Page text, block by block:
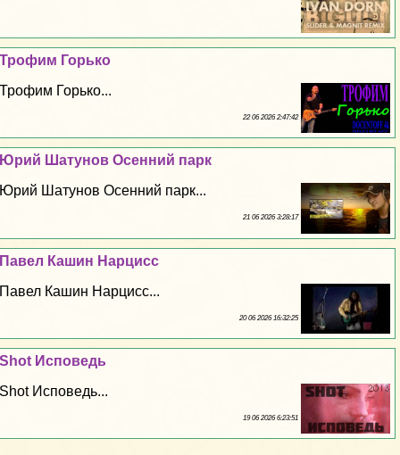
Трофим Горько
Трофим Горько...
22 06 2026 2:47:42
Юрий Шатунов Осенний парк
Юрий Шатунов Осенний парк...
21 06 2026 3:28:17
Павел Кашин Нарцисс
Павел Кашин Нарцисс...
20 06 2026 16:32:25
Shot Исповедь
Shot Исповедь...
19 06 2026 6:23:51